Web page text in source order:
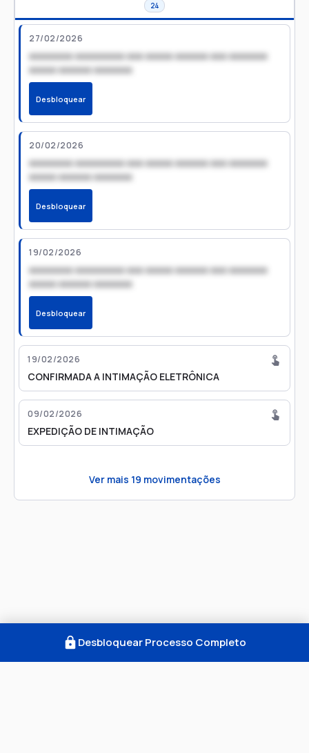
24
27/02/2026
xxxxxxxx xxxxxxxxx xxx xxxxx xxxxxx xxx xxxxxxx
xxxxx xxxxxx xxxxxxx
Desbloquear
20/02/2026
xxxxxxxx xxxxxxxxx xxx xxxxx xxxxxx xxx xxxxxxx
xxxxx xxxxxx xxxxxxx
Desbloquear
19/02/2026
xxxxxxxx xxxxxxxxx xxx xxxxx xxxxxx xxx xxxxxxx
xxxxx xxxxxx xxxxxxx
Desbloquear
19/02/2026
CONFIRMADA A INTIMAÇÃO ELETRÔNICA
09/02/2026
EXPEDIÇÃO DE INTIMAÇÃO
Ver mais 19 movimentações
Desbloquear Processo Completo